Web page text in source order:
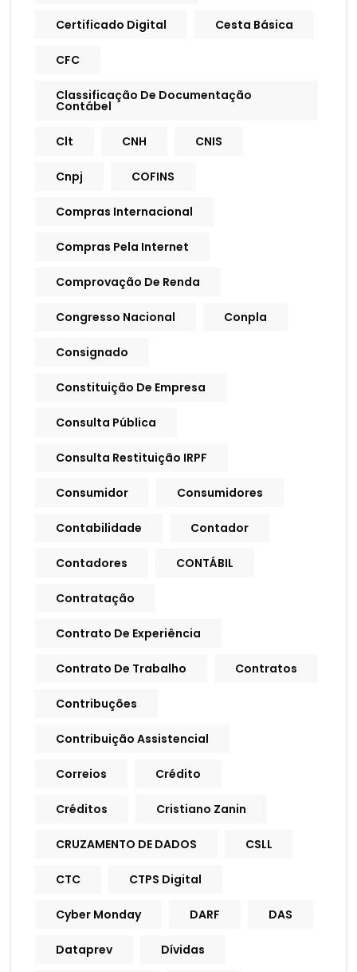
Certificado Digital Cesta Básica
CFC
Classificação De Documentação
Contábel
Clt CNH CNIS
Cnpj COFINS
Compras Internacional
Compras Pela Internet
Comprovação De Renda
Congresso Nacional Conpla
Consignado
Constituição De Empresa
Consulta Pública
Consulta Restituição IRPF
Consumidor Consumidores
Contabilidade Contador
Contadores CONTÁBIL
Contratação
Contrato De Experiência
Contrato De Trabalho Contratos
Contribuções
Contribuição Assistencial
Correios Crédito
Créditos Cristiano Zanin
CRUZAMENTO DE DADOS CSLL
CTC CTPS Digital
Cyber Monday DARF DAS
Dataprev Dívidas